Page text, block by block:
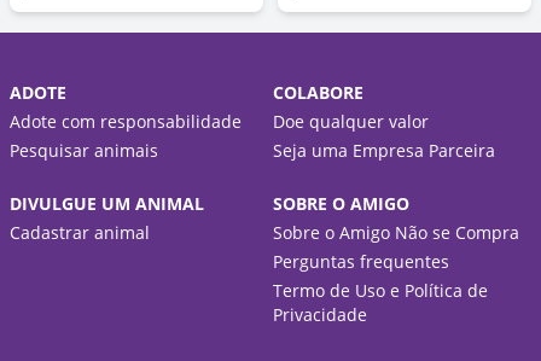
ADOTE
Adote com responsabilidade
Pesquisar animais
COLABORE
Doe qualquer valor
Seja uma Empresa Parceira
DIVULGUE UM ANIMAL
Cadastrar animal
SOBRE O AMIGO
Sobre o Amigo Não se Compra
Perguntas frequentes
Termo de Uso e Política de
Privacidade